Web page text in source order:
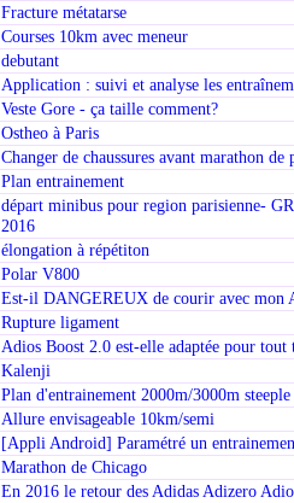
Fracture métatarse
Courses 10km avec meneur
debutant
Application : suivi et analyse les
Veste Gore - ça taille comment?
Ostheo à Paris
Changer de chaussures avant marathon de
Plan entrainement
départ minibus pour region parisienne-
2016
élongation à répétiton
Polar V800
Est-il DANGEREUX de courir avec mon
Rupture ligament
Adios Boost 2.0 est-elle adaptée pour tout
Kalenji
Plan d'entrainement 2000m/3000m steeple
Allure envisageable 10km/semi
[Appli Android] Paramétré un
Marathon de Chicago
En 2016 le retour des Adidas Adizero